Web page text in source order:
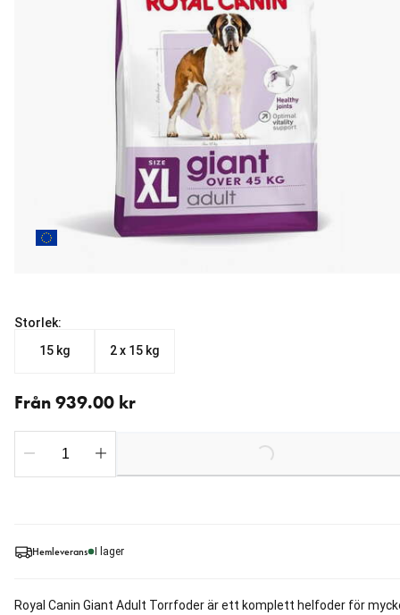
Hemleverans I lager
Royal Canin Giant Adult Torrfoder är ett komplett helfoder för
Storlek:
15 kg
2 x 15 kg
Från 939.00 kr
Loading...